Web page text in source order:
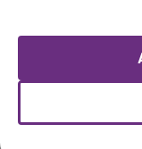
UNE
DE TAXI